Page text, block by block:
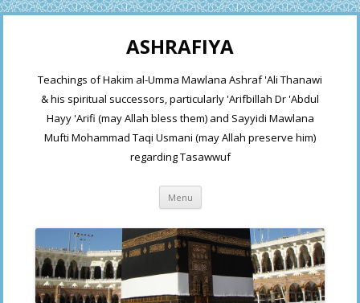
ASHRAFIYA
Teachings of Hakim al-Umma Mawlana Ashraf 'Ali Thanawi
& his spiritual successors, particularly 'Arifbillah Dr 'Abdul
Hayy 'Arifi (may Allah bless them) and Sayyidi Mawlana
Mufti Mohammad Taqi Usmani (may Allah preserve him)
regarding Tasawwuf
Menu Skip
content